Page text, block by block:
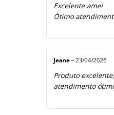
Excelente amei
Ótimo
Jeane – 23/04/2026
Produto
atendimento